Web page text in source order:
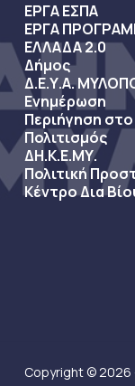
ΕΡΓΑ ΕΣΠΑ
ΕΡΓΑ
ΕΛΛΑΔΑ 2.0
Δήμος
Δ.Ε.Υ.Α.
Ενημέρωση
Περιήγηση
Πολιτισμός
ΔΗ.Κ.Ε.ΜΥ.
Πολιτική
Κέντρο Δια
Copyright © 2026